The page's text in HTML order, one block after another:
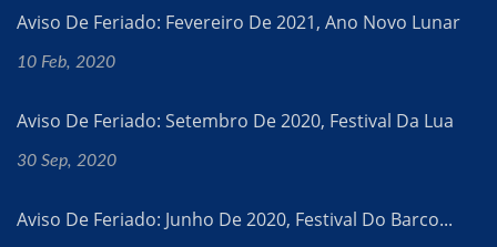
Aviso De Feriado: Fevereiro De 2021, Ano Novo Lunar
10 Feb, 2020
Aviso De Feriado: Setembro De 2020, Festival Da Lua
30 Sep, 2020
Aviso De Feriado: Junho De 2020, Festival Do Barco...